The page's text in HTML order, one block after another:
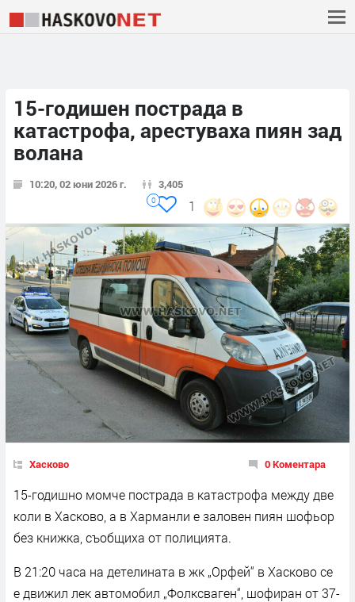
15-годишен пострада в
катастрофа, арестуваха пиян зад
волана
10:20, 02 юни 2026 г. 3,405
1
0
Хасково 0 Коментара
15-годишно момче пострада в катастрофа между две
коли в Хасково, а в Харманли е заловен пиян шофьор
без книжка, съобщиха от полицията.
В 21:20 часа на детелината в жк „Орфей“ в Хасково се
е движил лек автомобил „Фолксваген“, шофиран от 37-